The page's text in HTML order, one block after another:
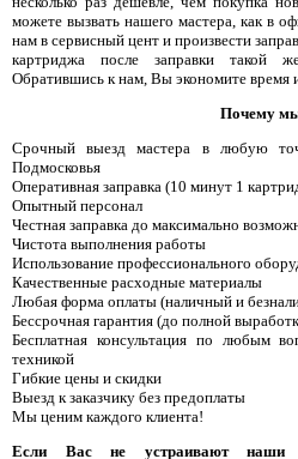
можете вызвать нашего мастера, как в
нам в сервисный цент и произвести
картриджа после заправки такой
Обратившись к нам, Вы экономите время
Почему
Срочный выезд мастера в любую
Подмосковья
Оперативная заправка (10 минут 1
Опытный персонал
Честная заправка до максимально
Чистота выполнения работы
Использование профессионального
Качественные расходные материалы
Любая форма оплаты (наличный и
Бессрочная гарантия (до полной
Бесплатная консультация по любым
техникой
Гибкие цены и скидки
Выезд к заказчику без предоплаты
Мы ценим каждого клиента!
Если Вас не устраивают наши